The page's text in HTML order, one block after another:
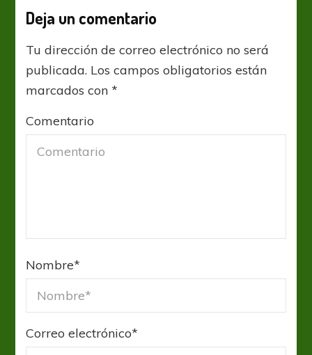
Deja un comentario
Tu dirección de correo electrónico no será
publicada. Los campos obligatorios están
marcados con*
Comentario
Nombre*
Correo electrónico*